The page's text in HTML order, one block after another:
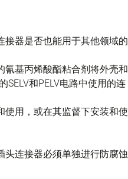
接器是否也能用于其他领域的
氰基丙烯酸酯粘合剂将外壳和
SELV和PELV电路中使用的连
使用，或在其监督下安装和使
头连接器必须单独进行防腐蚀